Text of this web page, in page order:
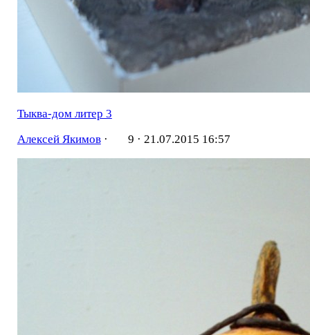
Тыква-дом литер 3
Алексей Якимов· 9 · 21.07.2015 16:57